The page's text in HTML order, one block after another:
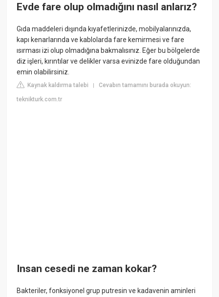
Evde fare olup olmadığını nasıl anlarız?
Gıda maddeleri dışında kıyafetlerinizde, mobilyalarınızda,
kapı kenarlarında ve kablolarda fare kemirmesi ve fare
ısırması izi olup olmadığına bakmalısınız. Eğer bu bölgelerde
diz işleri, kırıntılar ve delikler varsa evinizde fare olduğundan
emin olabilirsiniz.
Kaynak kaldırma talebi |Cevabın tamamını burada okuyun:
teknikturk.com.tr
Insan cesedi ne zaman kokar?
Bakteriler, fonksiyonel grup putresin ve kadavenin aminleri